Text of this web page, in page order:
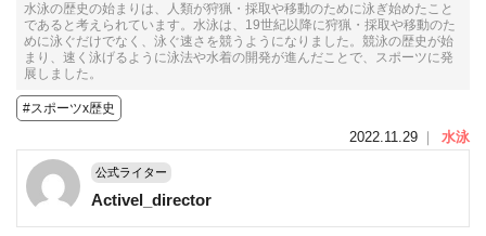
水泳の歴史の始まりは、人類が狩猟・採取や移動のために泳ぎ始めたこと
であると考えられています。水泳は、19世紀以降に狩猟・採取や移動のた
めに泳ぐだけでなく、泳ぐ速さを競うようになりました。競泳の歴史が始
まり、速く泳げるように泳法や水着の開発が進んだことで、スポーツに発
展しました。
#スポーツx歴史
2022.11.29 ｜ 水泳
公式ライター
Activel_director